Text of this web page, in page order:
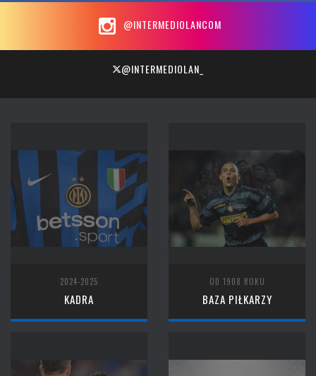
@INTERMEDIOLANCOM
@INTERMEDIOLAN_
2024-2025
KADRA
OD 1908 ROKU
BAZA PIŁKARZY